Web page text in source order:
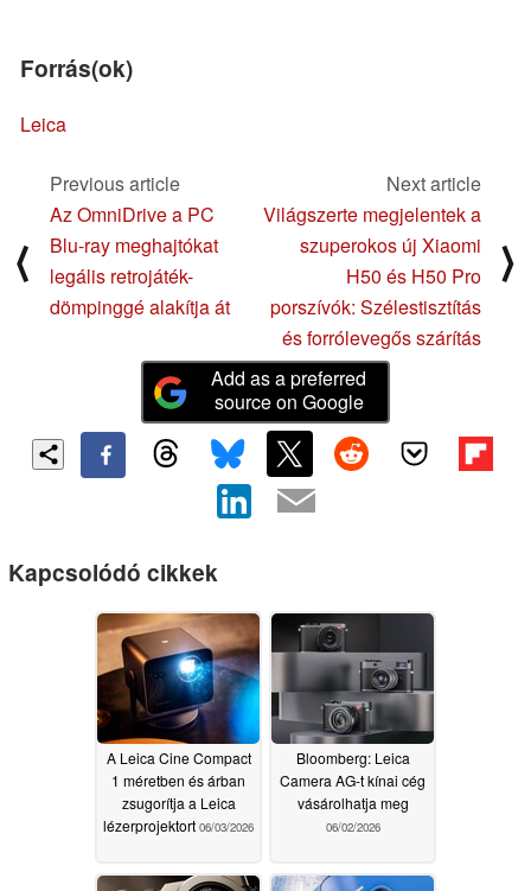
Forrás(ok)
Leica
⟨
Previous article
Az OmniDrive a PC
Blu-ray meghajtókat
legális retrojáték-
dömpinggé alakítja át
Next article
Világszerte megjelentek a
szuperokos új Xiaomi
H50 és H50 Pro
porszívók: Szélestisztítás
és forrólevegős szárítás
⟩
Add as a preferred
source on Google
Kapcsolódó cikkek
A Leica Cine Compact
1 méretben és árban
zsugorítja a Leica
lézerprojektort 06/03/2026
Bloomberg: Leica
Camera AG-t kínai cég
vásárolhatja meg
06/02/2026